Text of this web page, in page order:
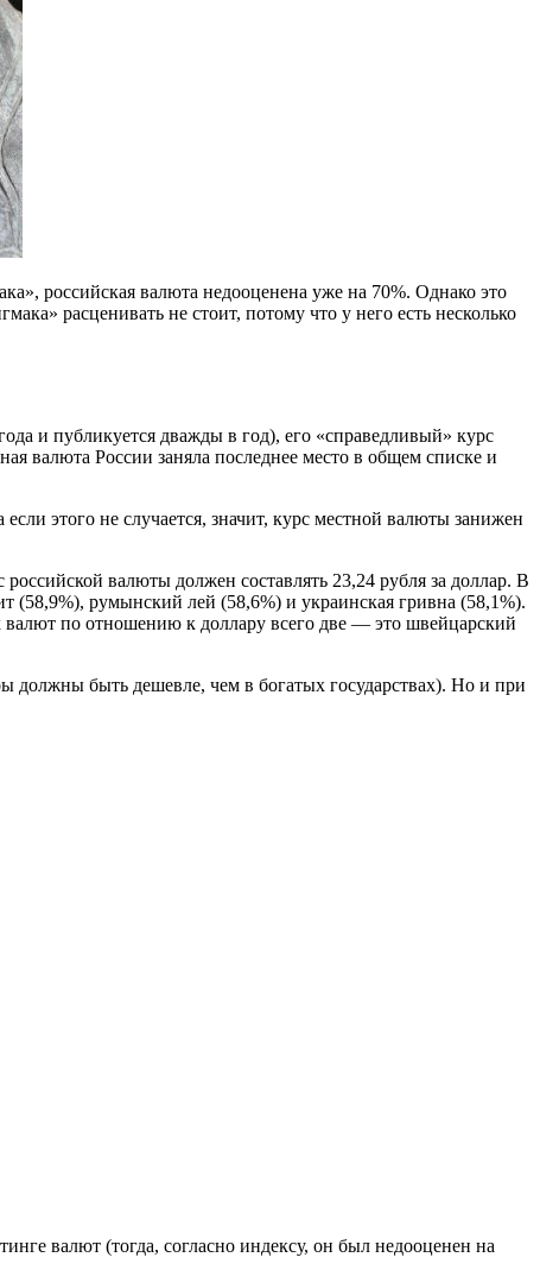
российская валюта недооценена уже на 70%. Однако это
расценивать не стоит, потому что у него есть несколько
и публикуется дважды в год), его «справедливый» курс
валюта России заняла последнее место в общем списке и
этого не случается, значит, курс местной валюты занижен
валюты должен составлять 23,24 рубля за доллар. В
(58,9%), румынский лей (58,6%) и украинская гривна (58,1%).
валют по отношению к доллару всего две — это швейцарский
должны быть дешевле, чем в богатых государствах). Но и при
валют (тогда, согласно индексу, он был недооценен на